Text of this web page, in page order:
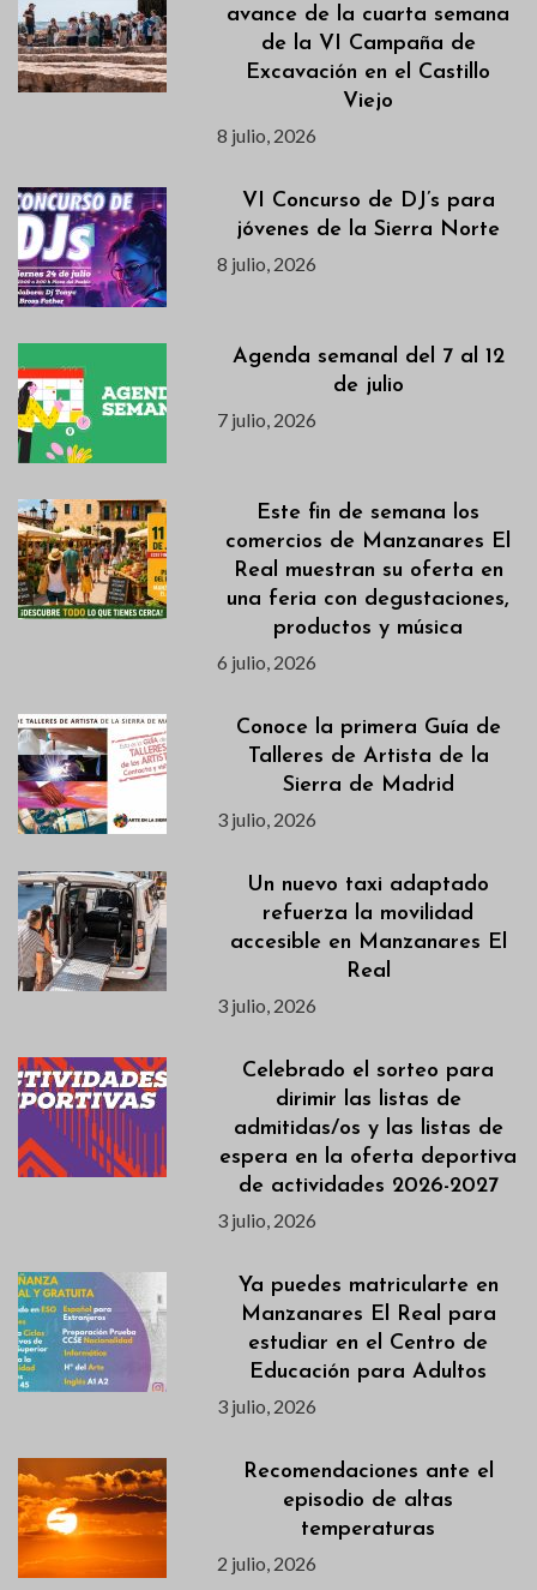
avance de la cuarta semana
de la VI Campaña de
Excavación en el Castillo
Viejo
8 julio, 2026
VI Concurso de DJ’s para
jóvenes de la Sierra Norte
8 julio, 2026
Agenda semanal del 7 al 12
de julio
7 julio, 2026
Este fin de semana los
comercios de Manzanares El
Real muestran su oferta en
una feria con degustaciones,
productos y música
6 julio, 2026
Conoce la primera Guía de
Talleres de Artista de la
Sierra de Madrid
3 julio, 2026
Un nuevo taxi adaptado
refuerza la movilidad
accesible en Manzanares El
Real
3 julio, 2026
Celebrado el sorteo para
dirimir las listas de
admitidas/os y las listas de
espera en la oferta deportiva
de actividades 2026-2027
3 julio, 2026
Ya puedes matricularte en
Manzanares El Real para
estudiar en el Centro de
Educación para Adultos
3 julio, 2026
Recomendaciones ante el
episodio de altas
temperaturas
2 julio, 2026